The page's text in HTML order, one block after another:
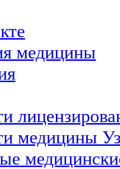
медицины
медицины